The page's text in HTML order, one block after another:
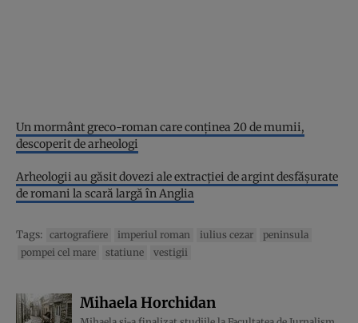
Un mormânt greco-roman care conținea 20 de mumii,
descoperit de arheologi
Arheologii au găsit dovezi ale extracției de argint desfășurate
de romani la scară largă în Anglia
Tags: cartografiere imperiul roman iulius cezar
peninsula
pompei cel mare
statiune vestigii
Mihaela Horchidan